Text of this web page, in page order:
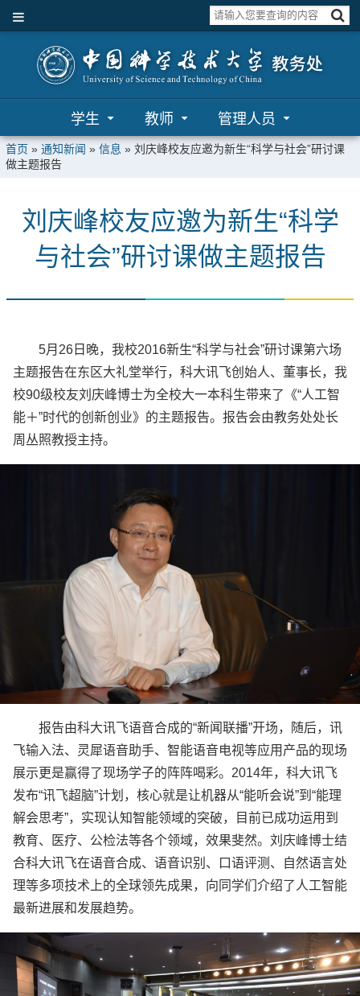
学生 教师 管理人员
首页 » 通知新闻 » 信息 » 刘庆峰校友应邀为新生“科学与社会”研讨课
做主题报告
刘庆峰校友应邀为新生“科学
与社会”研讨课做主题报告
5月26日晚，我校2016新生“科学与社会”研讨课第六场
主题报告在东区大礼堂举行，科大讯飞创始人、董事长，我
校90级校友刘庆峰博士为全校大一本科生带来了《“人工智
能＋”时代的创新创业》的主题报告。报告会由教务处处长
周丛照教授主持。
报告由科大讯飞语音合成的“新闻联播”开场，随后，讯
飞输入法、灵犀语音助手、智能语音电视等应用产品的现场
展示更是赢得了现场学子的阵阵喝彩。2014年，科大讯飞
发布“讯飞超脑”计划，核心就是让机器从“能听会说”到“能理
解会思考”，实现认知智能领域的突破，目前已成功运用到
教育、医疗、公检法等各个领域，效果斐然。刘庆峰博士结
合科大讯飞在语音合成、语音识别、口语评测、自然语言处
理等多项技术上的全球领先成果，向同学们介绍了人工智能
最新进展和发展趋势。